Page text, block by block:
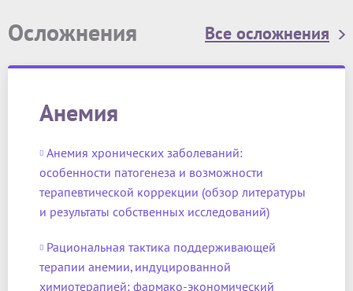
Осложнения Все осложнения
Анемия
Анемия хронических заболеваний:
особенности патогенеза и возможности
терапевтической коррекции (обзор литературы
и результаты собственных исследований)
Рациональная тактика поддерживающей
терапии анемии, индуцированной
химиотерапией: фармако-экономический